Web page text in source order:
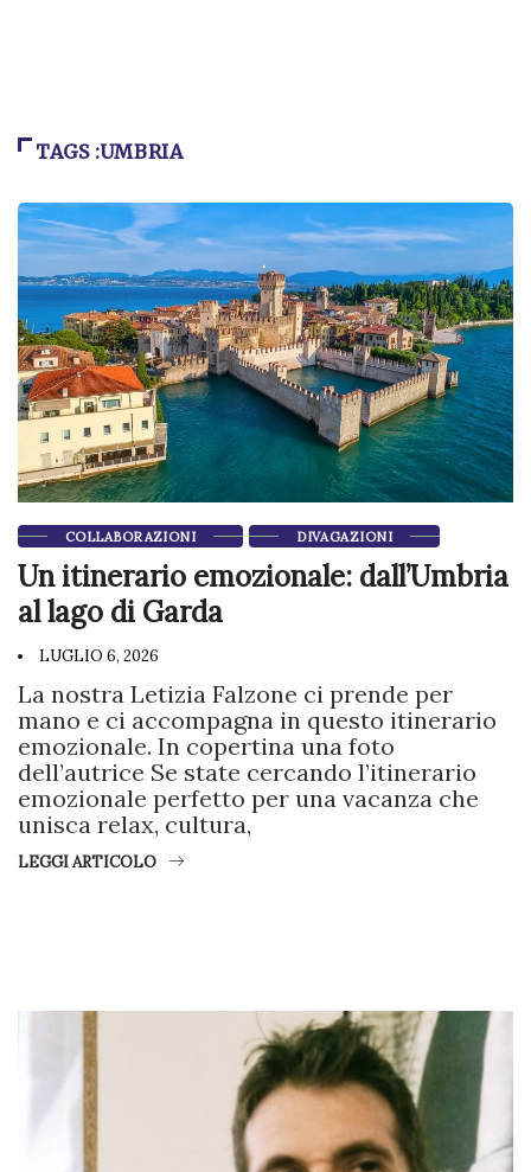
TAGS :UMBRIA
COLLABORAZIONI DIVAGAZIONI
Un itinerario emozionale: dall’Umbria
al lago di Garda
LUGLIO 6, 2026
La nostra Letizia Falzone ci prende per
mano e ci accompagna in questo itinerario
emozionale. In copertina una foto
dell’autrice Se state cercando l’itinerario
emozionale perfetto per una vacanza che
unisca relax, cultura,
LEGGI ARTICOLO